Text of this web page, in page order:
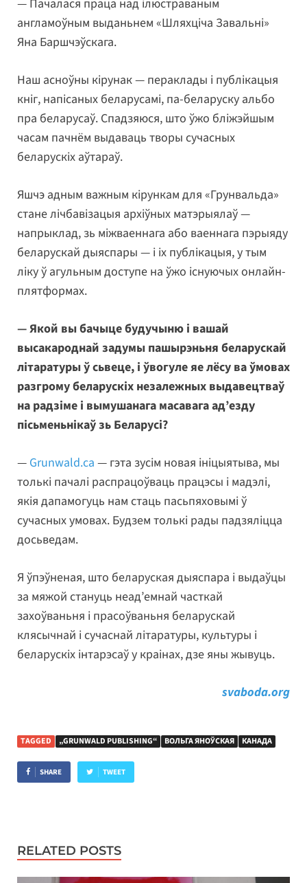
— Пачалася праца над ілюстраваным
англамоўным выданьнем «Шляхціча Завальні»
Яна Баршчэўскага.
Наш асноўны кірунак — пераклады і публікацыя
кніг, напісаных беларусамі, па-беларуску альбо
пра беларусаў. Спадзяюся, што ўжо бліжэйшым
часам пачнём выдаваць творы сучасных
беларускіх аўтараў.
Яшчэ адным важным кірункам для «Грунвальда»
стане лічбавізацыя архіўных матэрыялаў —
напрыклад, зь міжваеннага або ваеннага пэрыяду
беларускай дыяспары — і іх публікацыя, у тым
ліку ў агульным доступе на ўжо існуючых онлайн-
плятформах.
— Якой вы бачыце будучыню і вашай
высакароднай задумы пашырэньня беларускай
літаратуры ў сьвеце, і ўвогуле яе лёсу ва ўмовах
разгрому беларускіх незалежных выдавецтваў
на радзіме і вымушанага масавага ад’езду
пісьменьнікаў зь Беларусі?
— Grunwald.ca — гэта зусім новая ініцыятыва, мы
толькі пачалі распрацоўваць працэсы і мадэлі,
якія дапамогуць нам стаць пасьпяховымі ў
сучасных умовах. Будзем толькі рады падзяліцца
досьведам.
Я ўпэўненая, што беларуская дыяспара і выдаўцы
за мяжой стануць неад’емнай часткай
захоўваньня і прасоўваньня беларускай
клясычнай і сучаснай літаратуры, культуры і
беларускіх інтарэсаў у краінах, дзе яны жывуць.
svaboda.org
TAGGED „GRUNWALD PUBLISHING“ ВОЛЬГА ЯНОЎСКАЯ КАНАДА
SHARE TWEET
RELATED POSTS